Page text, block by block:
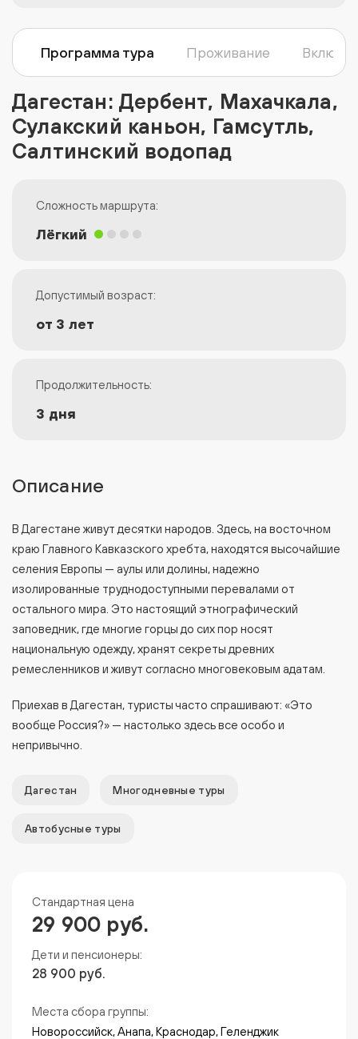
Программа тура Проживание
Дагестан: Дербент, Махачкала,
Сулакский каньон, Гамсутль,
Салтинский водопад
Сложность маршрута:
Лёгкий
Допустимый возраст:
от 3 лет
Продолжительность:
3 дня
Описание
В Дагестане живут десятки народов. Здесь, на восточном
краю Главного Кавказского хребта, находятся высочайшие
селения Европы — аулы или долины, надежно
изолированные труднодоступными перевалами от
остального мира. Это настоящий этнографический
заповедник, где многие горцы до сих пор носят
национальную одежду, хранят секреты древних
ремесленников и живут согласно многовековым адатам.
Приехав в Дагестан, туристы часто спрашивают: «Это
вообще Россия?» — настолько здесь все особо и
непривычно.
Дагестан Многодневные туры
Автобусные туры
Стандартная цена
29 900 руб.
Дети и пенсионеры:
28 900 руб.
Места сбора группы:
Новороссийск, Анапа, Краснодар, Геленджик